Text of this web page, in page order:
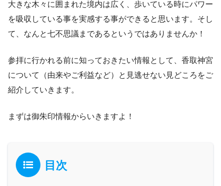
大きな木々に囲まれた境内は広く、歩いている時にパワー
を吸収している事を実感する事ができると思います。そし
て、なんと七不思議まであるというではありませんか！
参拝に行かれる前に知っておきたい情報として、香取神宮
について（由来やご利益など）と見逃せない見どころをご
紹介していきます。
まずは御朱印情報からいきますよ！
目次